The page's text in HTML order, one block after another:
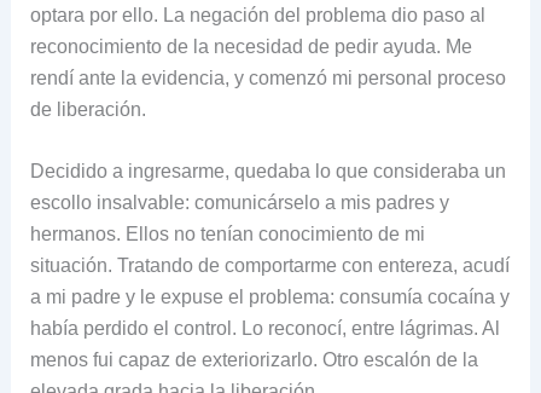
optara por ello. La negación del problema dio paso al
reconocimiento de la necesidad de pedir ayuda. Me
rendí ante la evidencia, y comenzó mi personal proceso
de liberación.
Decidido a ingresarme, quedaba lo que consideraba un
escollo insalvable: comunicárselo a mis padres y
hermanos. Ellos no tenían conocimiento de mi
situación. Tratando de comportarme con entereza, acudí
a mi padre y le expuse el problema: consumía cocaína y
había perdido el control. Lo reconocí, entre lágrimas. Al
menos fui capaz de exteriorizarlo. Otro escalón de la